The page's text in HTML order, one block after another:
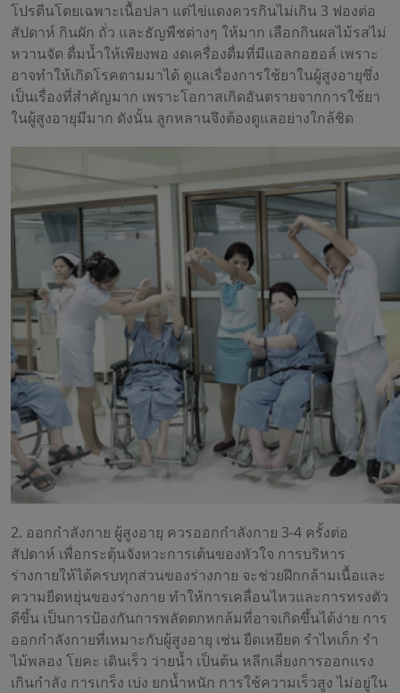
โปรตีนโดยเฉพาะเนื้อปลา แต่ไข่แดงควรกินไม่เกิน 3 ฟองต่อ
สัปดาห์ กินผัก ถั่ว และธัญพืชต่างๆ ให้มาก เลือกกินผลไม้รสไม่
หวานจัด ดื่มน้ำให้เพียงพอ งดเครื่องดื่มที่มีแอลกอฮอล์ เพราะ
อาจทำให้เกิดโรคตามมาได้ ดูแลเรื่องการใช้ยาในผู้สูงอายุซึ่ง
เป็นเรื่องที่สำคัญมาก เพราะโอกาสเกิดอันตรายจากการใช้ยา
ในผู้สูงอายุมีมาก ดังนั้น ลูกหลานจึงต้องดูแลอย่างใกล้ชิด
2. ออกกำลังกาย ผู้สูงอายุ ควรออกกำลังกาย 3-4 ครั้งต่อ
สัปดาห์ เพื่อกระตุ้นจังหวะการเต้นของหัวใจ การบริหาร
ร่างกายให้ได้ครบทุกส่วนของร่างกาย จะช่วยฝึกกล้ามเนื้อและ
ความยืดหยุ่นของร่างกาย ทำให้การเคลื่อนไหวและการทรงตัว
ดีขึ้น เป็นการป้องกันการพลัดตกหกล้มที่อาจเกิดขึ้นได้ง่าย การ
ออกกำลังกายที่เหมาะกับผู้สูงอายุ เช่น ยืดเหยียด รำไทเก็ก รำ
ไม้พลอง โยคะ เดินเร็ว ว่ายน้ำ เป็นต้น หลีกเลี่ยงการออกแรง
เกินกำลัง การเกร็ง เบ่ง ยกน้ำหนัก การใช้ความเร็วสูง ไม่อยู่ใน